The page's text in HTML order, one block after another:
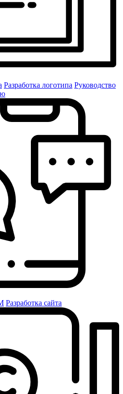
Разработка логотипа Руководство
Разработка сайта